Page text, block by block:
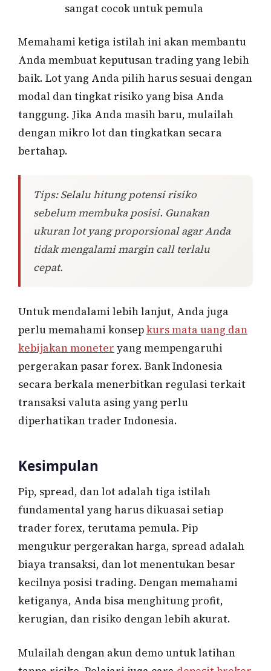
sangat cocok untuk pemula
Memahami ketiga istilah ini akan membantu
Anda membuat keputusan trading yang lebih
baik. Lot yang Anda pilih harus sesuai dengan
modal dan tingkat risiko yang bisa Anda
tanggung. Jika Anda masih baru, mulailah
dengan mikro lot dan tingkatkan secara
bertahap.
Tips: Selalu hitung potensi risiko
sebelum membuka posisi. Gunakan
ukuran lot yang proporsional agar Anda
tidak mengalami margin call terlalu
cepat.
Untuk mendalami lebih lanjut, Anda juga
perlu memahami konsepkurs mata uang dan
kebijakan moneter yang mempengaruhi
pergerakan pasar forex. Bank Indonesia
secara berkala menerbitkan regulasi terkait
transaksi valuta asing yang perlu
diperhatikan trader Indonesia.
Kesimpulan
Pip, spread, dan lot adalah tiga istilah
fundamental yang harus dikuasai setiap
trader forex, terutama pemula. Pip
mengukur pergerakan harga, spread adalah
biaya transaksi, dan lot menentukan besar
kecilnya posisi trading. Dengan memahami
ketiganya, Anda bisa menghitung profit,
kerugian, dan risiko dengan lebih akurat.
Mulailah dengan akun demo untuk latihan